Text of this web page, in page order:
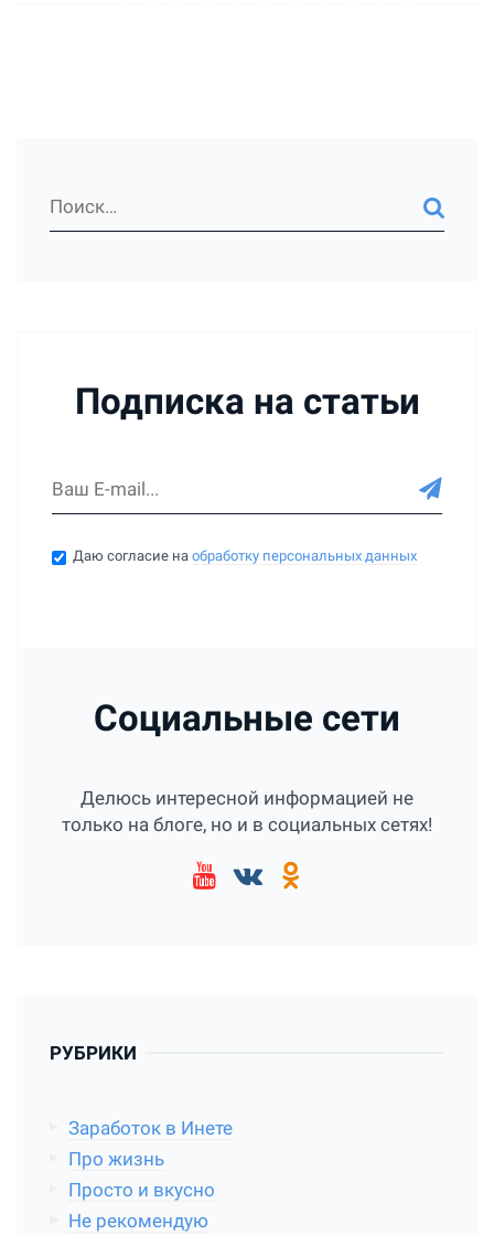
Подписка на статьи
Даю согласие наобработку персональных данных
Социальные сети
Делюсь интересной информацией не
только на блоге, но и в социальных сетях!
РУБРИКИ
Заработок в Инете
Про жизнь
Просто и вкусно
Не рекомендую